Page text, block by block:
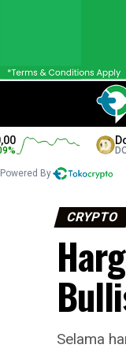
DOGE
Powered By
CRYPTO
Selama